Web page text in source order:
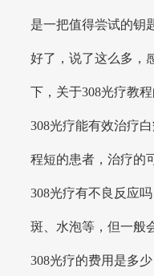
是一把值得尝试的钥
好了，说了这么多，
下，关于308光疗教程
308光疗能有效治疗
程短的患者，治疗的
308光疗有不良反应
斑、水泡等，但一般
308光疗的费用是多